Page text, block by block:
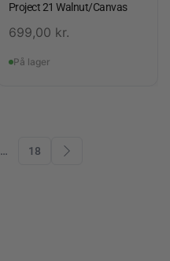
Project 21 Walnut/Canvas
699,00 kr.
På lager
… 18